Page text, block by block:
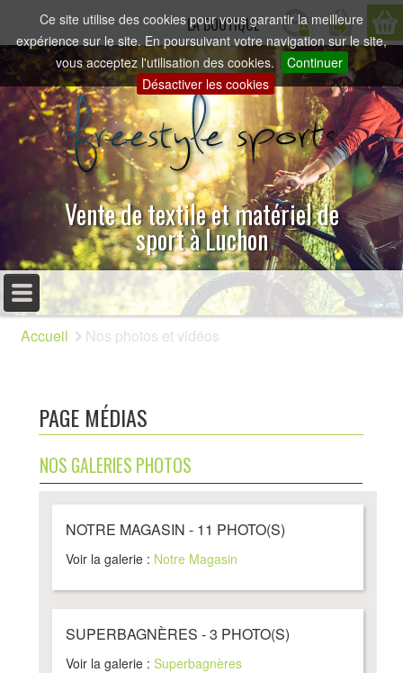
Ce site utilise des cookies pour vous garantir la meilleure
expérience sur le site. En poursuivant votre navigation sur le site,
vous acceptez l'utilisation des cookies.
Continuer
Désactiver les cookies
LA BOUTIQUE
Vente de textile et matériel de
sport à Luchon
MENU PRINCIPAL
ACCUEIL
NOTRE CATALOGUE
PHOTOS
CONTACTEZ-NOUS
Accueil Nos photos et vidéos
PAGE MÉDIAS
NOS GALERIES PHOTOS
NOTRE MAGASIN - 11 PHOTO(S)
Voir la galerie : Notre Magasin
SUPERBAGNÈRES - 3 PHOTO(S)
Voir la galerie :Superbagnères